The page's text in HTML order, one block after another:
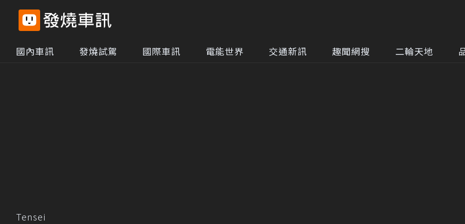
國內車訊 發燒試駕 國際車訊 電能世界 交通新訊 趣聞網搜 二輪天地
Tensei